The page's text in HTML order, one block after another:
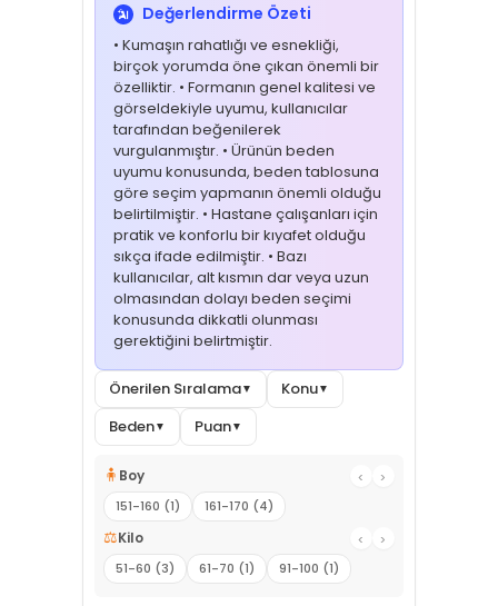
Değerlendirme Özeti
• Kumaşın rahatlığı ve esnekliği,
birçok yorumda öne çıkan önemli bir
özelliktir. • Formanın genel kalitesi ve
görseldekiyle uyumu, kullanıcılar
tarafından beğenilerek
vurgulanmıştır. • Ürünün beden
uyumu konusunda, beden tablosuna
göre seçim yapmanın önemli olduğu
belirtilmiştir. • Hastane çalışanları için
pratik ve konforlu bir kıyafet olduğu
sıkça ifade edilmiştir. • Bazı
kullanıcılar, alt kısmın dar veya uzun
olmasından dolayı beden seçimi
konusunda dikkatli olunması
gerektiğini belirtmiştir.
Önerilen Sıralama▼ Konu▼
Beden▼ Puan▼
🧍 Boy ‹
›
151-160 (1)
161-170 (4)
⚖️Kilo ‹
›
51-60 (3)
61-70 (1) 91-100 (1)